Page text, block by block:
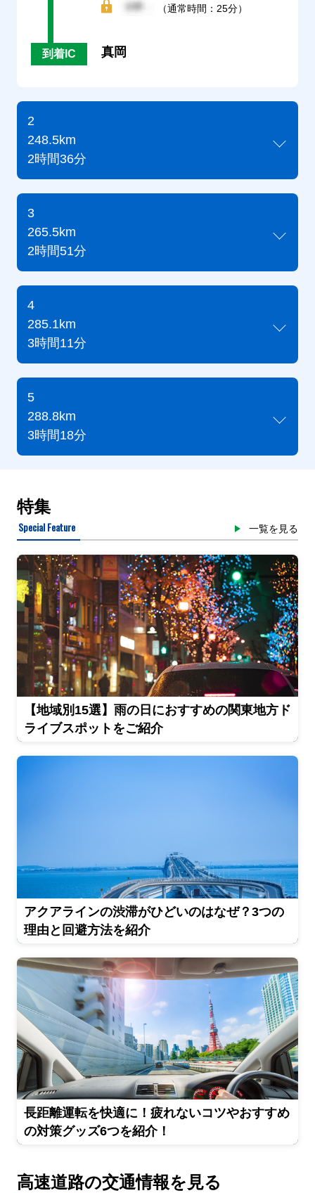
（通常時間：25分）
到着IC 真岡
2
248.5km
2時間36分
3
265.5km
2時間51分
4
285.1km
3時間11分
5
288.8km
3時間18分
特集
Special Feature 一覧を見る
【地域別15選】雨の日におすすめの関東地方ド
ライブスポットをご紹介
アクアラインの渋滞がひどいのはなぜ？3つの
理由と回避方法を紹介
長距離運転を快適に！疲れないコツやおすすめ
の対策グッズ6つを紹介！
高速道路の交通情報を見る